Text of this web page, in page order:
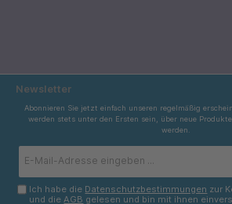
Newsletter
Abonnieren Sie jetzt einfach unseren regelmäßig
werden stets unter den Ersten sein, über neue
werden.
Mail-
Ich habe die Datenschutzbestimmungen zur
und dieAGB gelesen und bin mit ihnen